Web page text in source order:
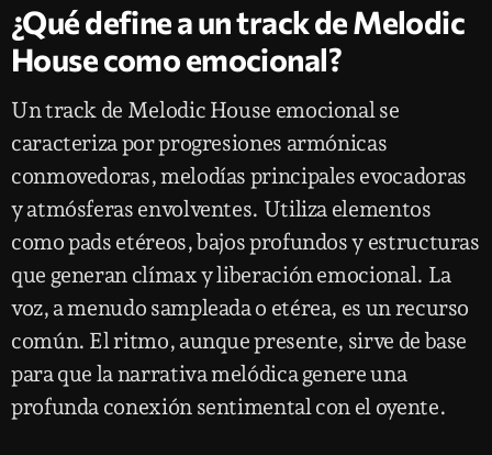
¿Qué define a un track de Melodic
House como emocional?
Un track de Melodic House emocional se
caracteriza por progresiones armónicas
conmovedoras, melodías principales evocadoras
y atmósferas envolventes. Utiliza elementos
como pads etéreos, bajos profundos y estructuras
que generan clímax y liberación emocional. La
voz, a menudo sampleada o etérea, es un recurso
común. El ritmo, aunque presente, sirve de base
para que la narrativa melódica genere una
profunda conexión sentimental con el oyente.